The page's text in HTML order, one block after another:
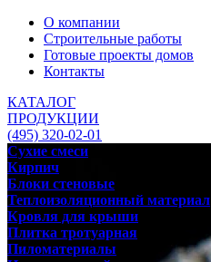
О компании
Строительные работы
Готовые проекты домов
Контакты
КАТАЛОГ
ПРОДУКЦИИ
(495) 320-02-01
Сухие смеси
Кирпич
Блоки стеновые
Теплоизоляционный материал
Кровля для крыши
Плитка тротуарная
Пиломатериалы